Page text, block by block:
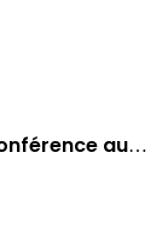
au